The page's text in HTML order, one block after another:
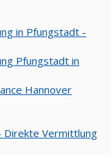
in Pfungstadt -
Pfungstadt in
Hannover
Vermittlung